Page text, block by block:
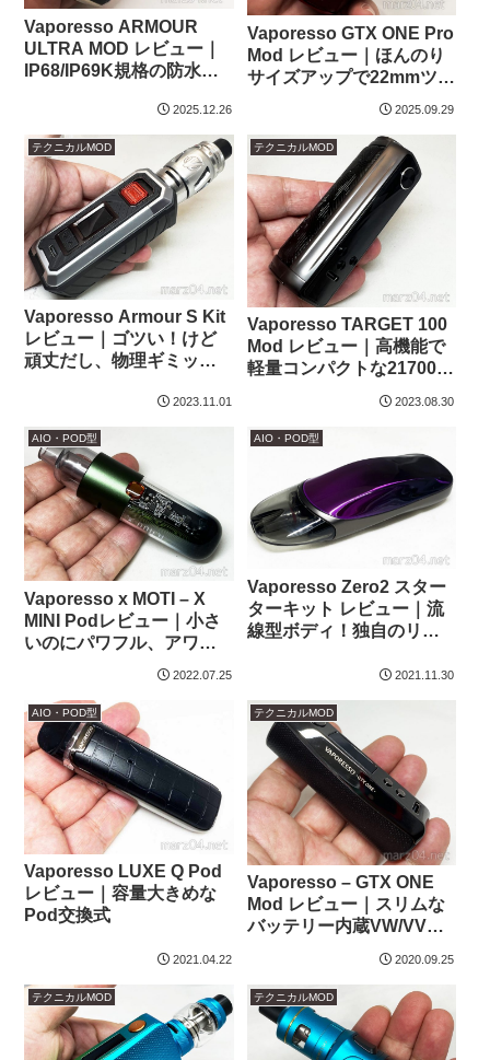
Vaporesso ARMOUR
ULTRA MOD レビュー｜
IP68/IP69K規格の防水・
ドの耐衝撃保護、
5500mAhの大容量バッテ
リー
2025.12.26
Vaporesso GTX ONE Pro
Mod レビュー｜ほんのり
サイズアップで22mmツラ
2025.09.29
テクニカルMOD
Vaporesso Armour S Kit
レビュー｜ゴツい！けど
頑丈だし、物理ギミック
2023.11.01
テクニカルMOD
Vaporesso TARGET 100
Mod レビュー｜高機能で
軽量コンパクトな21700シ
2023.08.30
AIO・POD型
Vaporesso x MOTI – X
MINI Podレビュー｜小さ
いのにパワフル、アワー
ド受賞のPodシステム
2022.07.25
AIO・POD型
Vaporesso Zero2 スター
ターキット レビュー｜流
線型ボディ！独自のリキ
名作Podの後継機種2021.11.30
AIO・POD型
Vaporesso LUXE Q Pod
レビュー｜容量大きめな
Pod交換式
2021.04.22
テクニカルMOD
Vaporesso – GTX ONE
Mod レビュー｜スリムな
バッテリー内蔵VW/VV
2020.09.25
テクニカルMOD テクニカルMOD